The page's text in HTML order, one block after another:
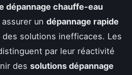
dépannage chauffe-eau
un dépannage rapide
solutions inefficaces. Les
par leur réactivité
des solutions dépannage